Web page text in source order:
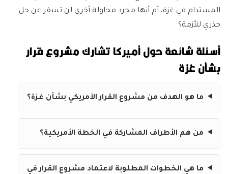
المستدام في غزة، أم أنها مجرد محاولة أخرى لن تسفر عن حل
جذري للأزمة؟
أسئلة شائعة حول أميركا تشارك مشروع قرار
بشأن غزة
ما هو الهدف من مشروع القرار الأمريكي بشأن غزة؟
من هم الأطراف المشاركة في الخطة الأمريكية؟
ما هي الخطوات المطلوبة لاعتماد مشروع القرار في